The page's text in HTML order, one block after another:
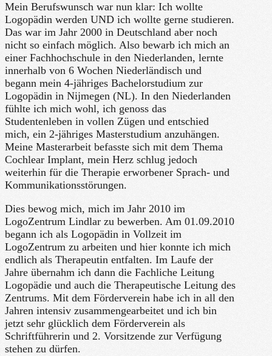
Mein Berufswunsch war nun klar: Ich wollte
Logopädin werden UND ich wollte gerne studieren.
Das war im Jahr 2000 in Deutschland aber noch
nicht so einfach möglich. Also bewarb ich mich an
einer Fachhochschule in den Niederlanden, lernte
innerhalb von 6 Wochen Niederländisch und
begann mein 4-jähriges Bachelorstudium zur
Logopädin in Nijmegen (NL). In den Niederlanden
fühlte ich mich wohl, ich genoss das
Studentenleben in vollen Zügen und entschied
mich, ein 2-jähriges Masterstudium anzuhängen.
Meine Masterarbeit befasste sich mit dem Thema
Cochlear Implant, mein Herz schlug jedoch
weiterhin für die Therapie erworbener Sprach- und
Kommunikationsstörungen.
Dies bewog mich, mich im Jahr 2010 im
LogoZentrum Lindlar zu bewerben. Am 01.09.2010
begann ich als Logopädin in Vollzeit im
LogoZentrum zu arbeiten und hier konnte ich mich
endlich als Therapeutin entfalten. Im Laufe der
Jahre übernahm ich dann die Fachliche Leitung
Logopädie und auch die Therapeutische Leitung des
Zentrums. Mit dem Förderverein habe ich in all den
Jahren intensiv zusammengearbeitet und ich bin
jetzt sehr glücklich dem Förderverein als
Schriftführerin und 2. Vorsitzende zur Verfügung
stehen zu dürfen.